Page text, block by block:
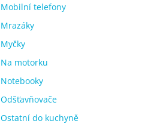
Mobilní telefony
Mrazáky
Myčky
Na motorku
Notebooky
Odšťavňovače
Ostatní do kuchyně